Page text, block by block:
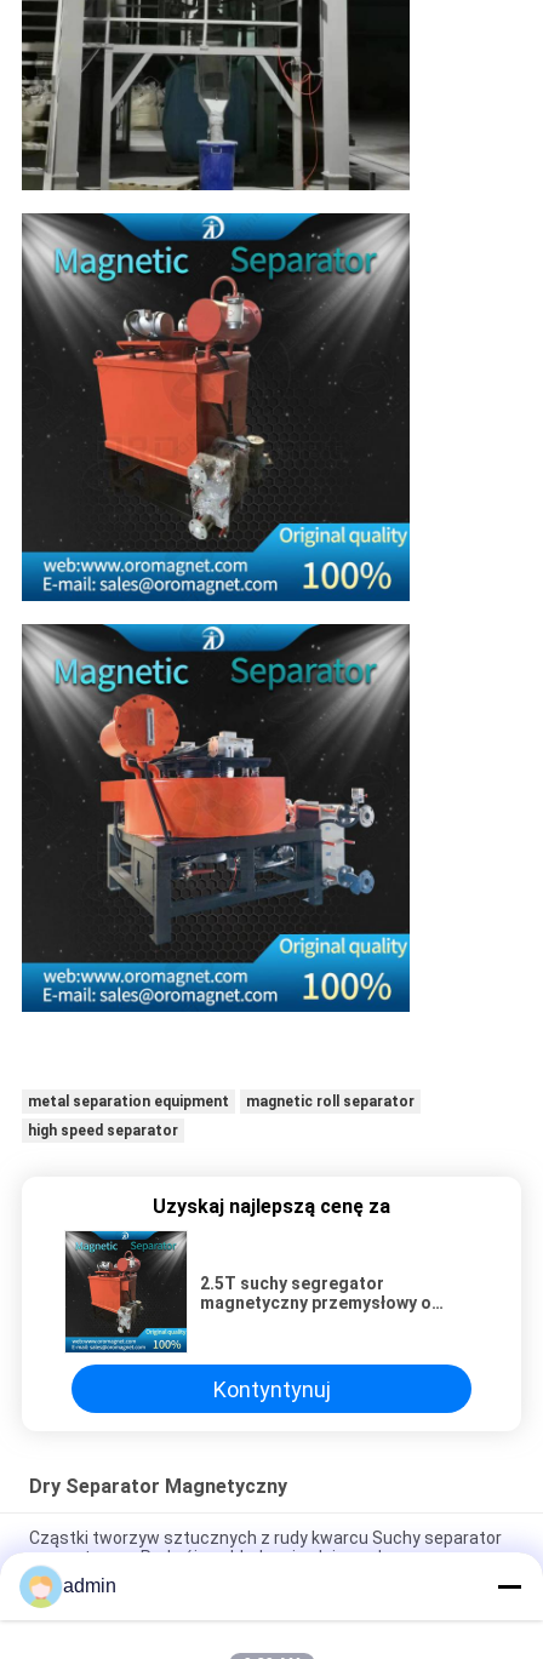
metal separation equipment
magnetic roll separator
high speed separator
Uzyskaj najlepszą cenę za
2.5T suchy segregator
magnetyczny przemysłowy o
Kontyntynuj
Dry Separator Magnetyczny
Cząstki tworzyw sztucznych z rudy kwarcu Suchy separator
magnetyczny Podwójne chłodzenie oleju wodnego
2.5T suchy segregator magnetyczny przemysłowy o wysokiej
intensywności do wydobycia rudy cienkiej w proszku
admin